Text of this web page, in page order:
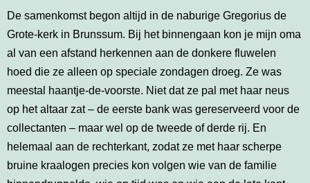
De samenkomst begon altijd in de naburige Gregorius de
Grote-kerk in Brunssum. Bij het binnengaan kon je mijn oma
al van een afstand herkennen aan de donkere fluwelen
hoed die ze alleen op speciale zondagen droeg. Ze was
meestal haantje-de-voorste. Niet dat ze pal met haar neus
op het altaar zat – de eerste bank was gereserveerd voor de
collectanten – maar wel op de tweede of derde rij. En
helemaal aan de rechterkant, zodat ze met haar scherpe
bruine kraalogen precies kon volgen wie van de familie